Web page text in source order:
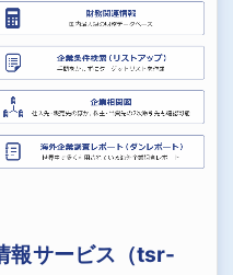
報サービス（tsr-